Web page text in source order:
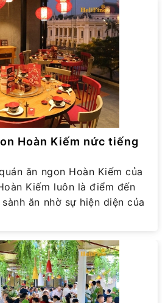
Hoàn Kiếm nức tiếng
ăn ngon Hoàn Kiếm của
Kiếm luôn là điểm đến
ăn nhờ sự hiện diện của